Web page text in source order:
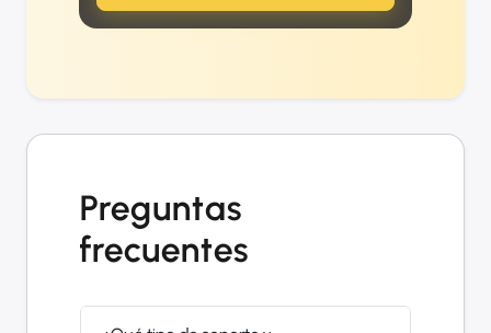
Preguntas
frecuentes